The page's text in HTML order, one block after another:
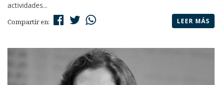
actividades...
Compartir en: LEER MÁS